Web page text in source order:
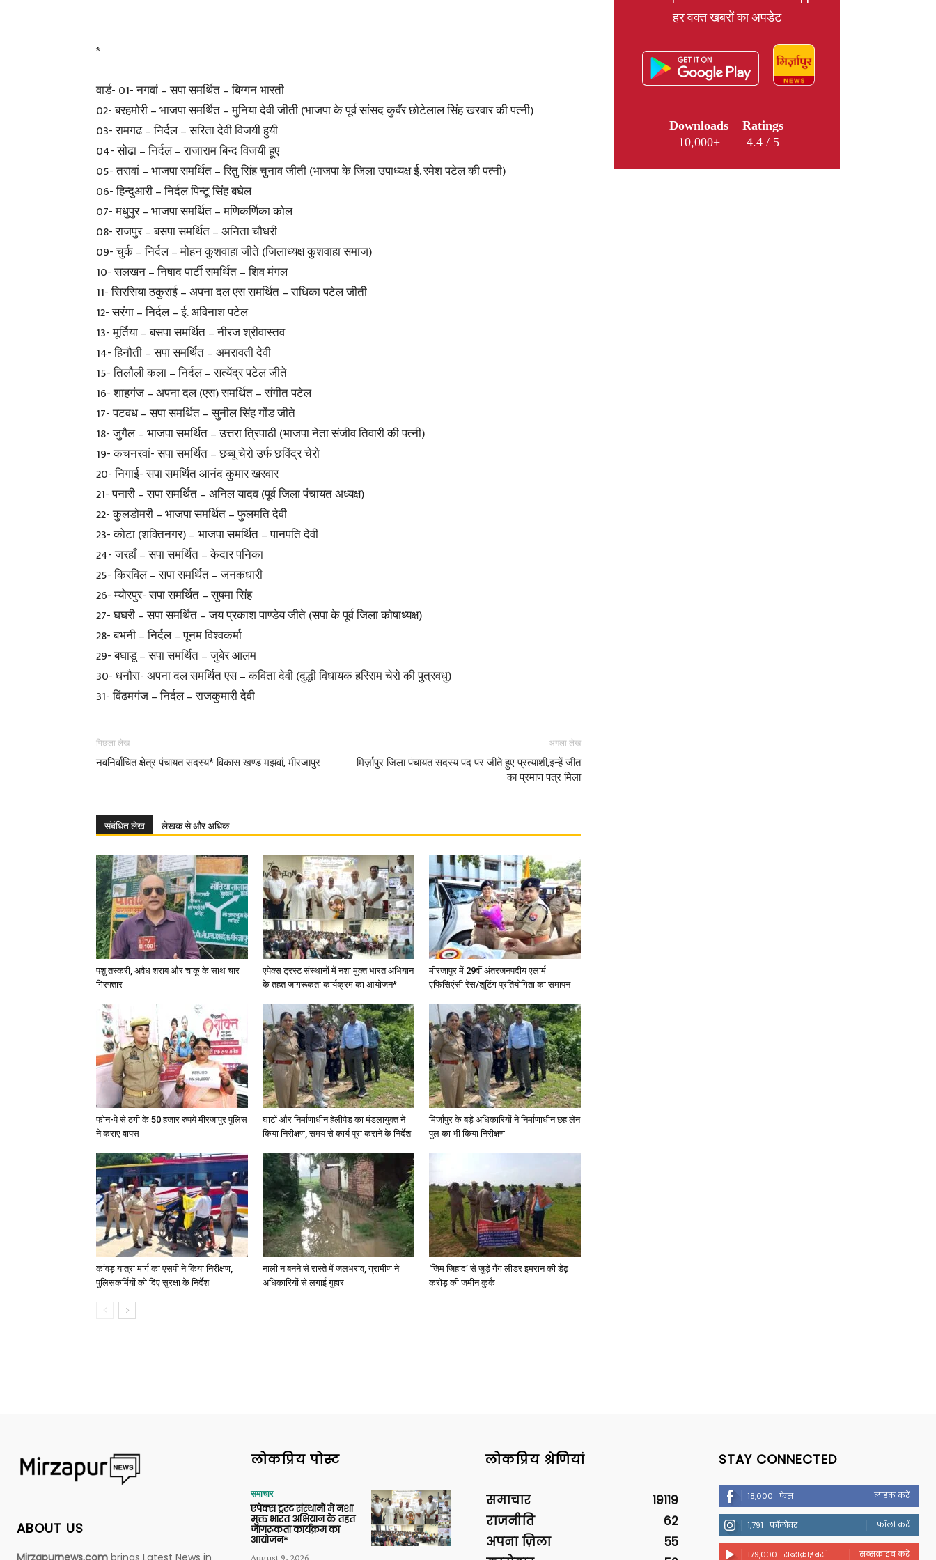
Latest
*
वार्ड- 01- नगवां – सपा समर्थित – बिग्गन भारती
02- बरहमोरी – भाजपा समर्थित – मुनिया देवी जीती (भाजपा के पूर्व सांसद कुवँर छोटेलाल सिंह खरवार की पत्नी)
03- रामगढ – निर्दल – सरिता देवी विजयी हुयी
04- सोढा – निर्दल – राजाराम बिन्द विजयी हूए
05- तरावां – भाजपा समर्थित – रितु सिंह चुनाव जीती (भाजपा के जिला उपाध्यक्ष ई. रमेश पटेल की पत्नी)
06- हिन्दुआरी – निर्दल पिन्टू सिंह बघेल
07- मधुपुर – भाजपा समर्थित – मणिकर्णिका कोल
08- राजपुर – बसपा समर्थित – अनिता चौधरी
09- चुर्क – निर्दल – मोहन कुशवाहा जीते (जिलाध्यक्ष कुशवाहा समाज)
10- सलखन – निषाद पार्टी समर्थित – शिव मंगल
11- सिरसिया ठकुराई – अपना दल एस समर्थित – राधिका पटेल जीती
12- सरंगा – निर्दल – ई. अविनाश पटेल
13- मूर्तिया – बसपा समर्थित – नीरज श्रीवास्तव
14- हिनौती – सपा समर्थित – अमरावती देवी
15- तिलौली कला – निर्दल – सत्येंद्र पटेल जीते
16- शाहगंज – अपना दल (एस) समर्थित – संगीत पटेल
17- पटवध – सपा समर्थित – सुनील सिंह गोंड जीते
18- जुगैल – भाजपा समर्थित – उत्तरा त्रिपाठी (भाजपा नेता संजीव तिवारी की पत्नी)
19- कचनरवां- सपा समर्थित – छब्बू चेरो उर्फ छविंद्र चेरो
20- निगाई- सपा समर्थित आनंद कुमार खरवार
21- पनारी – सपा समर्थित – अनिल यादव (पूर्व जिला पंचायत अध्यक्ष)
22- कुलडोमरी – भाजपा समर्थित – फुलमति देवी
23- कोटा (शक्तिनगर) – भाजपा समर्थित – पानपति देवी
24- जरहाँ – सपा समर्थित – केदार पनिका
25- किरविल – सपा समर्थित – जनकधारी
26- म्योरपुर- सपा समर्थित – सुषमा सिंह
27- घघरी – सपा समर्थित – जय प्रकाश पाण्डेय जीते (सपा के पूर्व जिला कोषाध्यक्ष)
28- बभनी – निर्दल – पूनम विश्वकर्मा
29- बघाडू – सपा समर्थित – जुबेर आलम
30- धनौरा- अपना दल समर्थित एस – कविता देवी (दुद्धी विधायक हरिराम चेरो की पुत्रवधु)
31- विंढमगंज – निर्दल – राजकुमारी देवी
पिछला लेख
नवनिर्वाचित क्षेत्र पंचायत सदस्य* विकास खण्ड मझवां, मीरजापुर
अगला लेख
मिर्ज़ापुर जिला पंचायत सदस्य पद पर जीते हुए प्रत्याशी,इन्हें जीत
का प्रमाण पत्र मिला
संबंधित लेख लेखक से और अधिक
पशु तस्करी, अवैध शराब और चाकू के साथ चार
गिरफ्तार
एपेक्स ट्रस्ट संस्थानों में नशा मुक्त भारत अभियान
के तहत जागरूकता कार्यक्रम का आयोजन*
मीरजापुर में 29वीं अंतरजनपदीय एलार्म
एफिसिएंसी रेस/शूटिंग प्रतियोगिता का समापन
फोन-पे से ठगी के 50 हजार रुपये मीरजापुर पुलिस
ने कराए वापस
घाटों और निर्माणाधीन हेलीपैड का मंडलायुक्त ने
किया निरीक्षण, समय से कार्य पूरा कराने के निर्देश
मिर्जापुर के बड़े अधिकारियों ने निर्माणाधीन छह लेन
पुल का भी किया निरीक्षण
कांवड़ यात्रा मार्ग का एसपी ने किया निरीक्षण,
पुलिसकर्मियों को दिए सुरक्षा के निर्देश
नाली न बनने से रास्ते में जलभराव, ग्रामीण ने
अधिकारियों से लगाई गुहार
‘जिम जिहाद’ से जुड़े गैंग लीडर इमरान की डेढ़
करोड़ की जमीन कुर्क
हर वक्त खबरों का अपडेट
Downloads
10,000+
Ratings
4.4 / 5
ABOUT US
Mirzapurnews.com brings Latest News in
लोकप्रिय पोस्ट
समाचार
एपेक्स ट्रस्ट संस्थानों में नशा
मुक्त भारत अभियान के तहत
जागरूकता कार्यक्रम का
आयोजन*
August 9, 2026
लोकप्रिय श्रेणियां
समाचार
19119
राजनीति
62
अपना ज़िला
55
STAY CONNECTED
18,000 फैंस लाइक करें
1,791 फॉलोवर फॉलो करें
179,000 सब्सक्राइबर्स सब्सक्राइब करें